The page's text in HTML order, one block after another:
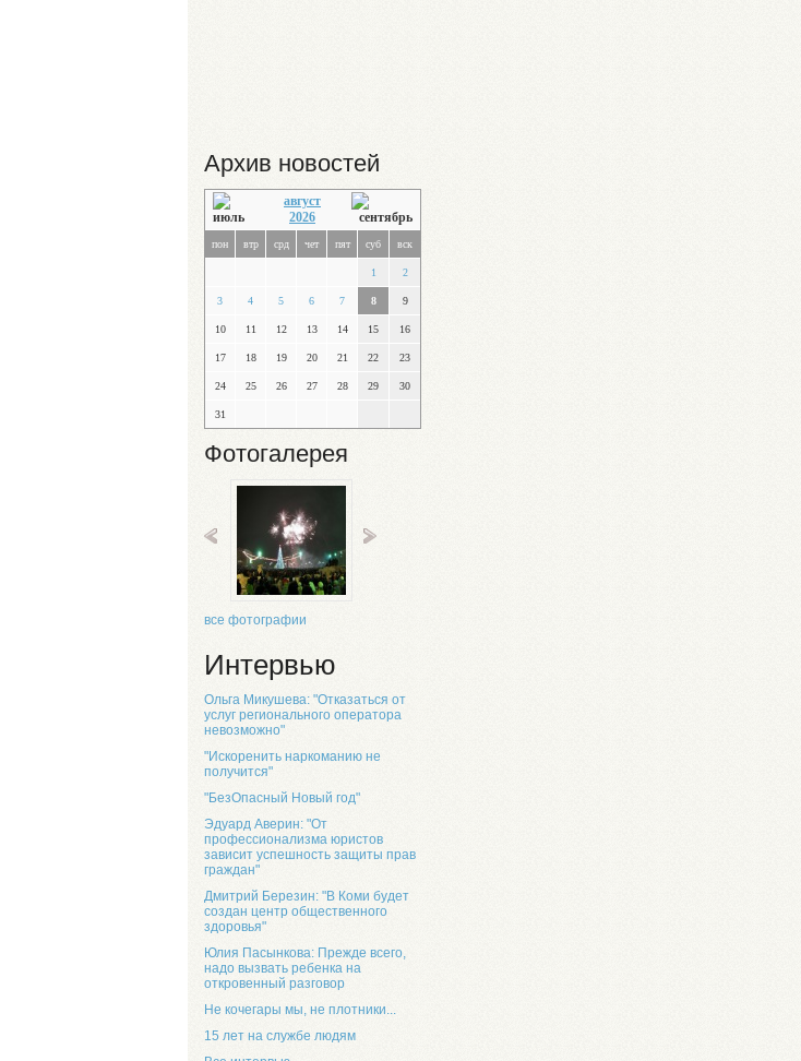
Архив новостей
август
2026
пон втр срд чет пят суб вск
1 2
3 4 5 6 7 8 9
10 11 12 13 14 15 16
17 18 19 20 21 22 23
24 25 26 27 28 29 30
31
Фотогалерея
все фотографии
Интервью
Ольга Микушева: "Отказаться от
услуг регионального оператора
невозможно"
"Искоренить наркоманию не
получится"
"БезОпасный Новый год"
Эдуард Аверин: "От
профессионализма юристов
зависит успешность защиты прав
граждан"
Дмитрий Березин: "В Коми будет
создан центр общественного
здоровья"
Юлия Пасынкова: Прежде всего,
надо вызвать ребенка на
откровенный разговор
Не кочегары мы, не плотники...
15 лет на службе людям